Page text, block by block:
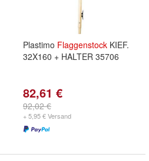
Plastimo Flaggenstock KIEF.
32X160 + HALTER 35706
82,61 €
92,02 €
+ 5,95 € Versand